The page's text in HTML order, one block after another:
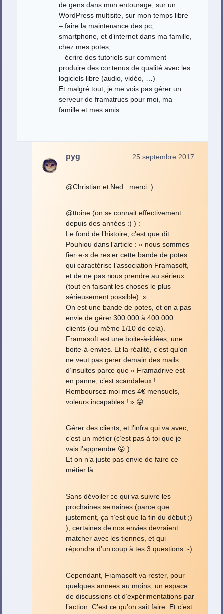
de gens dans mon entourage, sur un
WordPress multisite, sur mon temps libre
– faire la maintenance des pc,
smartphone, et d’internet dans ma famille,
chez mes potes, …
– écrire des tutoriels sur comment
produire des contenus de qualité avec les
logiciels libre (audio, vidéo, …)
Et malgré tout, je me vois pas gérer un
serveur de framatrucs pour moi, ma
famille et mes amis…
pyg 25 septembre 2017
@Christian et Ned : merci :)
@ttoine (on se connait effectivement
depuis des années :) ) :
Le fond de l’histoire, c’est que dit
Pouhiou dans l’article : « nous sommes
fier·e·s de rester cette bande de potes
qui caractérise l’association Framasoft,
et de ne pas nous prendre au sérieux
(tout en faisant les choses le plus
sérieusement possible). »
On est une bande de potes, et on a pas
envie de gérer 300 000 à 400 000
clients (ou même 1/10 de cela).
Framasoft est une boite-à-idées, une
boite-à-envies. Et la réalité, c’est qu’on
ne veut pas gérer demain des mails
d’insultes parce que « Framadrive est
en panne, c’est scandaleux !
Remboursez-moi mes 4€ mensuels,
voleurs incapables ! » 😛
Gérer des clients, et l’infra qui va avec,
c’est un métier (c’est pas à toi que je
vais l’apprendre 😛 ).
Et on n’a juste pas envie de faire ce
métier là.
Sans dévoiler ce qui va suivre les
prochaines semaines (parce que
justement, ça n’est que la fin du début ;)
), certaines de nos envies devraient
matcher avec les tiennes, et qui
répondra d’un coup à tes 3 questions :-)
Cependant, Framasoft va rester, pour
quelques années au moins, un espace
de discussions et d’expérimentations par
l’action. C’est ce qu’on sait faire. Et c’est